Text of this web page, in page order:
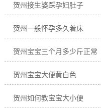
贺州接生婆踩孕妇肚子
贺州一般怀孕多久着床
贺州宝宝三个月多少斤正常
贺州宝宝大便黄白色
贺州如何教宝宝大小便